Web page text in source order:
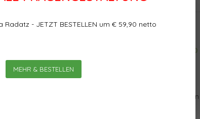
Radatz - JETZT BESTELLEN um € 59,90 netto
MEHR & BESTELLEN
Wie die
0
Bewertungen